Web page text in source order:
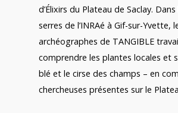
d’Élixirs du Plateau de Saclay.
serres de l’INRAé à Gif-sur-Yvette,
archéographes de TANGIBLE
comprendre les plantes locales et
blé et le cirse des champs – en
chercheuses présentes sur le